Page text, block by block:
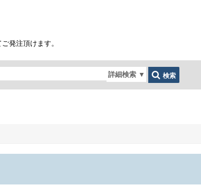
発注頂けます。
詳細検索 ▼ 検索